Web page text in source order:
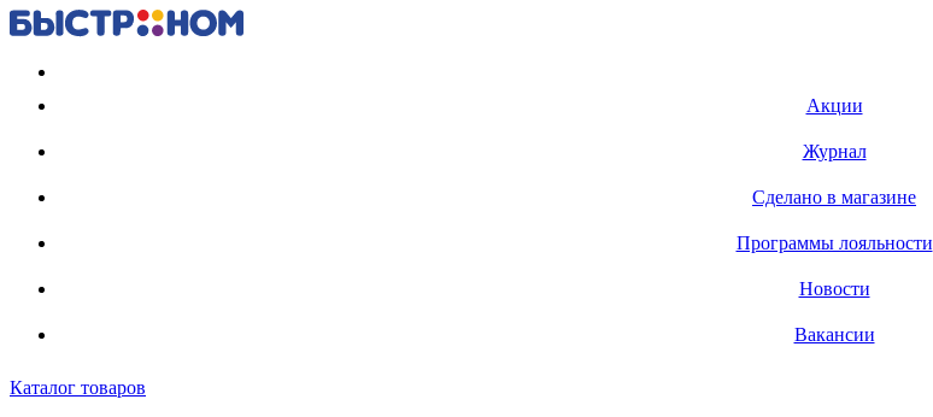
Акции
Журнал
Сделано в магазине
Программы лояльности
Новости
Вакансии
Каталог товаров